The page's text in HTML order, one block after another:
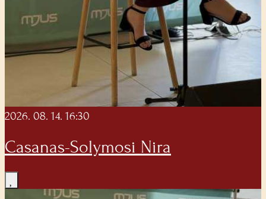
2026. 08. 14. 16:30
Casanas-Solymosi Nira